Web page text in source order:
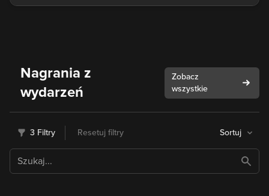
Nagrania z
wydarzeń
Zobacz
wszystkie
3 Filtry Sortuj
Resetuj filtry